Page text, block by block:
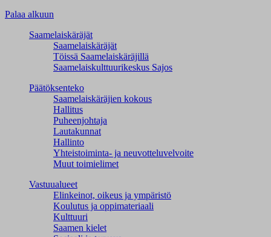
Palaa alkuun
Saamelaiskäräjät
Saamelaiskäräjät
Töissä Saamelaiskäräjillä
Saamelaiskulttuuri­keskus Sajos
Päätöksenteko
Saamelaiskäräjien kokous
Hallitus
Puheenjohtaja
Lautakunnat
Hallinto
Yhteistoiminta- ja neuvotteluvelvoite
Muut toimielimet
Vastuualueet
Elinkeinot, oikeus ja ympäristö
Koulutus ja oppimateriaali
Kulttuuri
Saamen kielet